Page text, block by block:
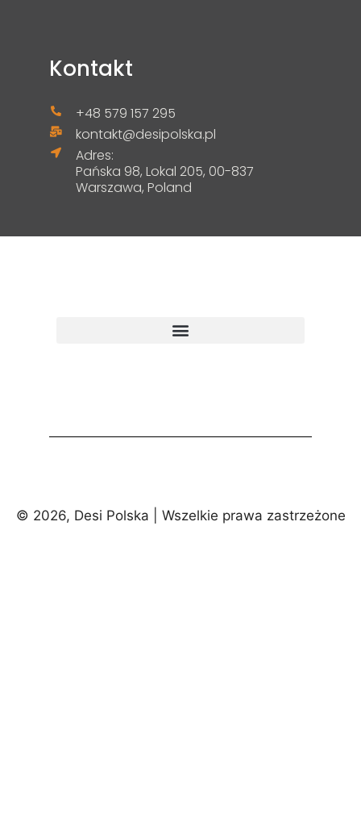
Kontakt
+48 579 157 295
kontakt@desipolska.pl
Adres:
Pańska 98, Lokal 205, 00-837
Warszawa, Poland
© 2026, Desi Polska | Wszelkie prawa zastrzeżone